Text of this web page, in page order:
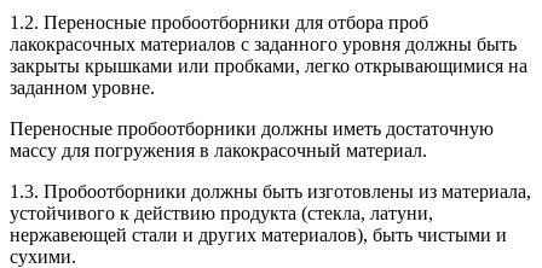
1.2. Переносные пробоотборники для отбора проб
лакокрасочных материалов с заданного уровня должны быть
закрыты крышками или пробками, легко открывающимися на
заданном уровне.
Переносные пробоотборники должны иметь достаточную
массу для погружения в лакокрасочный материал.
1.3. Пробоотборники должны быть изготовлены из материала,
устойчивого к действию продукта (стекла, латуни,
нержавеющей стали и других материалов), быть чистыми и
сухими.